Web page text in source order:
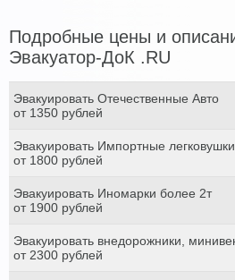
Подробные цены и
Эвакуатор-ДоК .RU
Эвакуировать Отечественные Авто
от 1350 рублей
Эвакуировать Импортные
от 1800 рублей
Эвакуировать Иномарки более 2т
от 1900 рублей
Эвакуировать внедорожники,
от 2300 рублей